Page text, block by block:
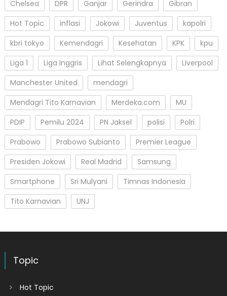
Chelsea
DPR Ganjar Gerindra
Gibran
Hot Topic
inflasi Jokowi Juventus
kapolri
kbri tokyo
Kemendagri Kesehatan KPK
kpu
Liga 1
Liga Inggris Lihat Selengkapnya
Liverpool
Manchester United
mendagri
Mendagri Tito Karnavian
Merdeka.com
MU
PDIP
Pemilu 2024 PN Jaksel polisi
Polri
Prabowo
Prabowo Subianto
Premier League
Presiden Jokowi
Real Madrid
Samsung
Smartphone
Sri Mulyani
Timnas Indonesia
Tito Karnavian
UNJ
Topic
Hot Topic